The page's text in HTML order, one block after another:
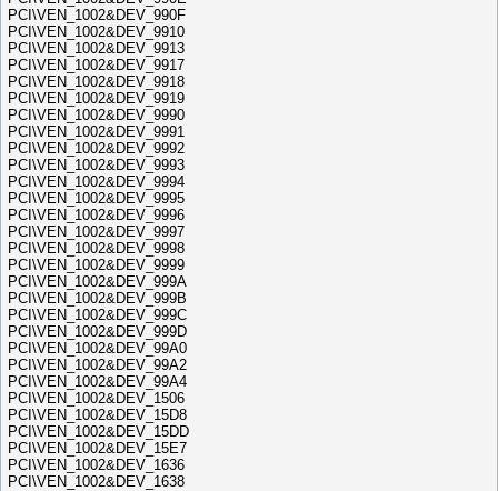
PCI\VEN_1002&DEV_990F
PCI\VEN_1002&DEV_9910
PCI\VEN_1002&DEV_9913
PCI\VEN_1002&DEV_9917
PCI\VEN_1002&DEV_9918
PCI\VEN_1002&DEV_9919
PCI\VEN_1002&DEV_9990
PCI\VEN_1002&DEV_9991
PCI\VEN_1002&DEV_9992
PCI\VEN_1002&DEV_9993
PCI\VEN_1002&DEV_9994
PCI\VEN_1002&DEV_9995
PCI\VEN_1002&DEV_9996
PCI\VEN_1002&DEV_9997
PCI\VEN_1002&DEV_9998
PCI\VEN_1002&DEV_9999
PCI\VEN_1002&DEV_999A
PCI\VEN_1002&DEV_999B
PCI\VEN_1002&DEV_999C
PCI\VEN_1002&DEV_999D
PCI\VEN_1002&DEV_99A0
PCI\VEN_1002&DEV_99A2
PCI\VEN_1002&DEV_99A4
PCI\VEN_1002&DEV_1506
PCI\VEN_1002&DEV_15D8
PCI\VEN_1002&DEV_15DD
PCI\VEN_1002&DEV_15E7
PCI\VEN_1002&DEV_1636
PCI\VEN_1002&DEV_1638